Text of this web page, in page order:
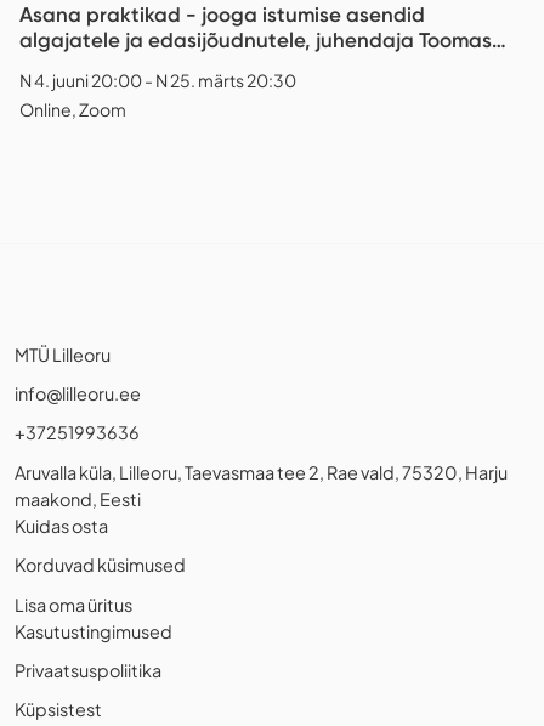
Asana praktikad - jooga istumise asendid
algajatele ja edasijõudnutele, juhendaja Toomas
N 4. juuni 20:00 - N 25. märts 20:30
Online, Zoom
MTÜ Lilleoru
info@lilleoru.ee
+37251993636
Aruvalla küla, Lilleoru, Taevasmaa tee 2, Rae vald, 75320, Harju
maakond, Eesti
Kuidas osta
Korduvad küsimused
Lisa oma üritus
Kasutustingimused
Privaatsuspoliitika
Küpsistest